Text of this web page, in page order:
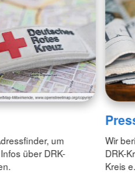
um
über DRK-
Wir
DRK-
Kreis